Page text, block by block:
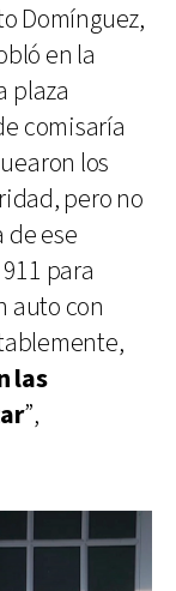
Domínguez,
en la
plaza
comisaría
los
pero no
ese
para
auto con
las
”,